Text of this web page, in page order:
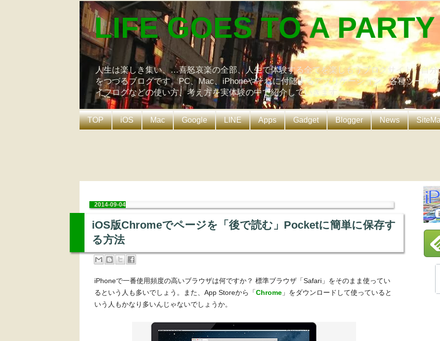
LIFE GOES TO A PARTY
人生は楽しき集い、…喜怒哀楽の全部、人生で体験する全てを楽しもうブログサイト。自
をつづるブログです。PC、Mac、iPhoneやそれに付随するアプリケーション、各種ツール
イフログなどの使い方、考え方を実体験の中で紹介していきます。
TOP iOS Mac Google LINE Apps Gadget Blogger News
2014-09-04
iOS版Chromeでページを「後で読む」Pocketに簡単に保存す
る方法
iPhoneで一番使用頻度の高いブラウザは何ですか？ 標準ブラウザ「Safari」をそのまま使ってい
るという人も多いでしょう。また、App Storeから「Chrome 」をダウンロードして使っていると
いう人もかなり多いんじゃないでしょうか。